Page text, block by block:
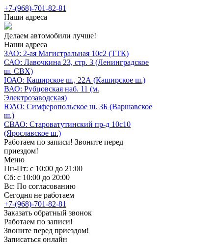
+7-(968)-701-82-81
Наши адреса
Делаем автомобили лучше!
Наши адреса
ЗАО: 2-ая Магистральная 10с2 (ТТК)
САО: Лавочкина 23, стр. 3 (Ленинградское
ш. СВХ)
ЮАО: Каширское ш., 22А (Каширское ш.)
ВАО: Рубцовская наб. 11 (м.
Электрозаводская)
ЮАО: Симферопольское ш. 3Б (Варшавское
ш.)
СВАО: Староватутинский пр-д 10с10
(Ярославское ш.)
Работаем по записи! Звоните перед
приездом!
Меню
Пн-Пт: с 10:00 до 21:00
Сб: с 10:00 до 20:00
Вс: По согласованию
Сегодня не работаем
+7-(968)-701-82-81
Заказать обратный звонок
Работаем по записи!
Звоните перед приездом!
Записаться онлайн